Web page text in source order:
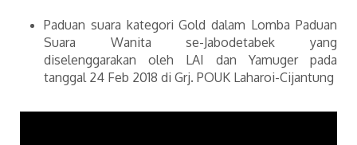
Paduan suara kategori Gold dalam Lomba Paduan
Suara Wanita se-Jabodetabek yang
diselenggarakan oleh LAI dan Yamuger pada
tanggal 24 Feb 2018 di Grj. POUK Laharoi-Cijantung